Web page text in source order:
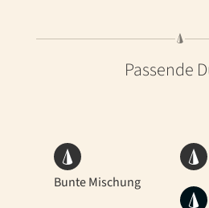
Passende
Bunte Mischung